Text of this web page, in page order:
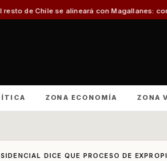
con Magallanes: confirman fecha
ZONA ECONOMÍA ZONA
DICE QUE PROCESO DE